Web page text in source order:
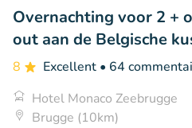
Overnachting voor 2 +
out aan de Belgische
8 Excellent • 64
Hotel Monaco Zeebrugge
Brugge (10km)